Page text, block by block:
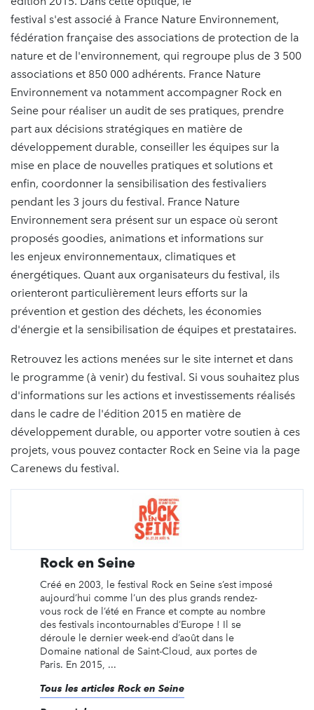
festival s'est associé à France Nature Environnement,
fédération française des associations de protection de la
nature et de l'environnement, qui regroupe plus de 3 500
associations et 850 000 adhérents. France Nature
Environnement va notamment accompagner Rock en
Seine pour réaliser un audit de ses pratiques, prendre
part aux décisions stratégiques en matière de
développement durable, conseiller les équipes sur la
mise en place de nouvelles pratiques et solutions et
enfin, coordonner la sensibilisation des festivaliers
pendant les 3 jours du festival. France Nature
Environnement sera présent sur un espace où seront
proposés goodies, animations et informations sur
les enjeux environnementaux, climatiques et
énergétiques. Quant aux organisateurs du festival, ils
orienteront particulièrement leurs efforts sur la
prévention et gestion des déchets, les économies
d'énergie et la sensibilisation de équipes et prestataires.
Retrouvez les actions menées sur le site internet et dans
le programme (à venir) du festival. Si vous souhaitez plus
d'informations sur les actions et investissements réalisés
dans le cadre de l'édition 2015 en matière de
développement durable, ou apporter votre soutien à ces
projets, vous pouvez contacter Rock en Seine via la page
Carenews du festival.
Rock en Seine
Créé en 2003, le festival Rock en Seine s’est imposé
aujourd’hui comme l’un des plus grands rendez-
vous rock de l’été en France et compte au nombre
des festivals incontournables d’Europe ! Il se
déroule le dernier week-end d’août dans le
Domaine national de Saint-Cloud, aux portes de
Paris. En 2015, ...
Tous les articles Rock en Seine